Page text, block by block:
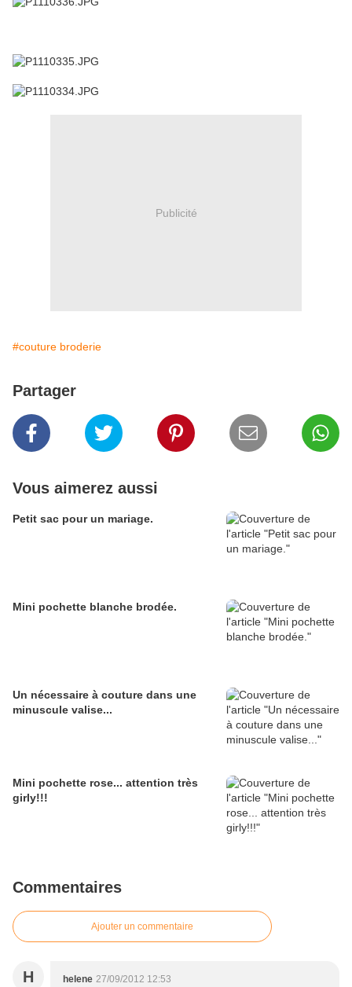
Publicité
#couture broderie
Partager
Vous aimerez aussi
Petit sac pour un mariage.
Mini pochette blanche brodée.
Un nécessaire à couture dans une
minuscule valise...
Mini pochette rose... attention très
girly!!!
Commentaires
Ajouter un commentaire
H helene 27/09/2012 12:53